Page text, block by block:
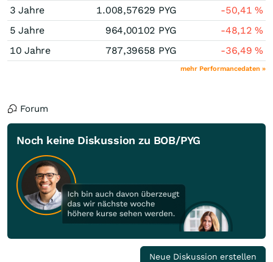
3 Jahre 1.008,57629 PYG -50,41%
5 Jahre
964,00102 PYG -48,12%
10 Jahre
787,39658 PYG -36,49%
mehr Performancedaten »
Forum
Noch keine Diskussion zu BOB/PYG
Neue Diskussion erstellen